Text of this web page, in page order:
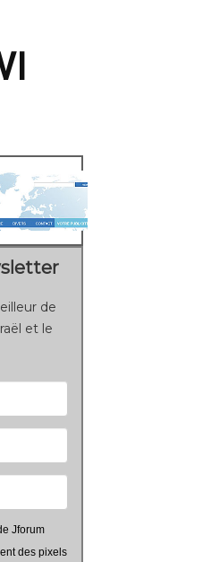
de
et le
Jforum
des pixels